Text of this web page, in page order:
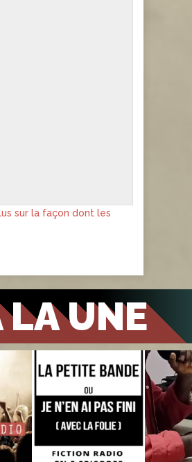
sur la façon dont les
LA UNE